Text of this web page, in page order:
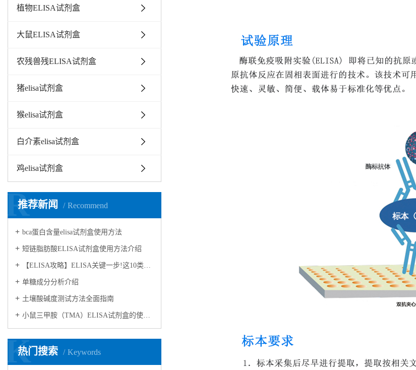
植物ELISA试剂盒
大鼠ELISA试剂盒
农残兽残ELISA试剂盒
猪elisa试剂盒
猴elisa试剂盒
白介素elisa试剂盒
鸡elisa试剂盒
推荐新闻 Recommend
R
bca蛋白含量elisa试剂盒使用方法
短链脂肪酸ELISA试剂盒使用方法介绍
【ELISA攻略】ELISA关键一步!这10类样品要如何处理?
​单糖成分分析介绍
​土壤酸碱度测试方法全面指南
小鼠三甲胺（TMA）ELISA试剂盒的使用方法
热门搜索 Keywords
K